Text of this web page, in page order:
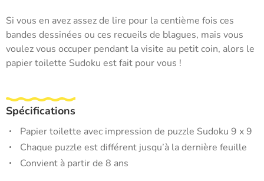
Si vous en avez assez de lire pour la centième fois ces
bandes dessinées ou ces recueils de blagues, mais vous
voulez vous occuper pendant la visite au petit coin, alors le
papier toilette Sudoku est fait pour vous !
Spécifications
Papier toilette avec impression de puzzle Sudoku 9 x 9
Chaque puzzle est différent jusqu’à la dernière feuille
Convient à partir de 8 ans